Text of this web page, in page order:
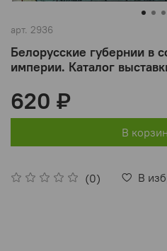
арт. 2936
Белорусские губернии в
империи. Каталог
(0) В
620 ₽
В